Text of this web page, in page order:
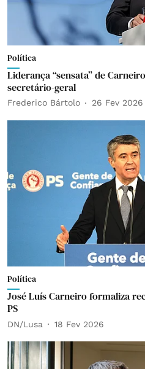
Política
Liderança “sensata” de
secretário-geral
Frederico Bártolo 26 Fev 2026
Política
José Luís Carneiro formaliza
PS
DN/Lusa 18 Fev 2026